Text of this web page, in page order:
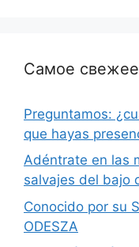
Самое свежее
Preguntamos:
que hayas
Adéntrate en las
salvajes del bajo
Conocido por su
ODESZA